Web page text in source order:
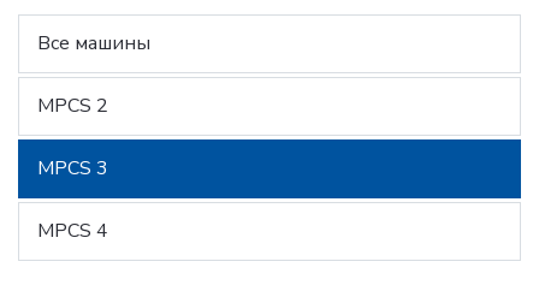
Все машины
MPCS 2
MPCS 3
MPCS 4